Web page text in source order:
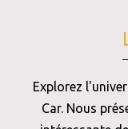
Explorez
Car. Nous